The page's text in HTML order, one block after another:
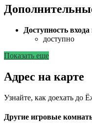
Доступность
доступно
Показать еще
Адрес на карте
Узнайте, как доехать до
Другие игровые